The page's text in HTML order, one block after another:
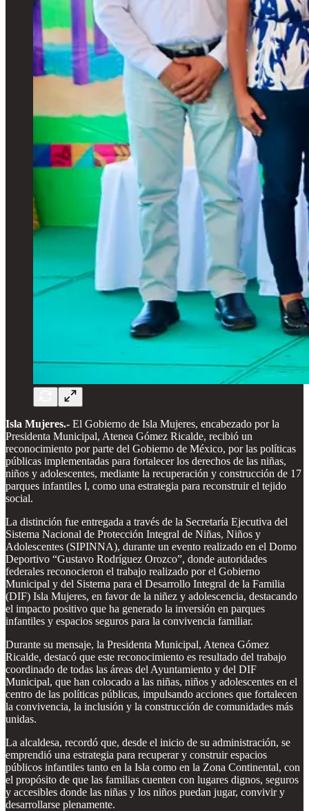
Isla Mujeres.- El Gobierno de Isla Mujeres, encabezado por la
Presidenta Municipal, Atenea Gómez Ricalde, recibió un
reconocimiento por parte del Gobierno de México, por las políticas
públicas implementadas para fortalecer los derechos de las niñas,
niños y adolescentes, mediante la recuperación y construcción de 17
parques infantiles l, como una estrategia para reconstruir el tejido
social.
La distinción fue entregada a través de la Secretaría Ejecutiva del
Sistema Nacional de Protección Integral de Niñas, Niños y
Adolescentes (SIPINNA), durante un evento realizado en el Domo
Deportivo “Gustavo Rodríguez Orozco”, donde autoridades
federales reconocieron el trabajo realizado por el Gobierno
Municipal y del Sistema para el Desarrollo Integral de la Familia
(DIF) Isla Mujeres, en favor de la niñez y adolescencia, destacando
el impacto positivo que ha generado la inversión en parques
infantiles y espacios seguros para la convivencia familiar.
Durante su mensaje, la Presidenta Municipal, Atenea Gómez
Ricalde, destacó que este reconocimiento es resultado del trabajo
coordinado de todas las áreas del Ayuntamiento y del DIF
Municipal, que han colocado a las niñas, niños y adolescentes en el
centro de las políticas públicas, impulsando acciones que fortalecen
la convivencia, la inclusión y la construcción de comunidades más
unidas.
La alcaldesa, recordó que, desde el inicio de su administración, se
emprendió una estrategia para recuperar y construir espacios
públicos infantiles tanto en la Isla como en la Zona Continental, con
el propósito de que las familias cuenten con lugares dignos, seguros
y accesibles donde las niñas y los niños puedan jugar, convivir y
desarrollarse plenamente.